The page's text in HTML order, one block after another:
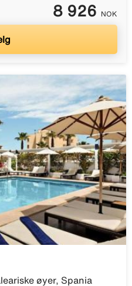
8 926 NOK
øyer, Spania